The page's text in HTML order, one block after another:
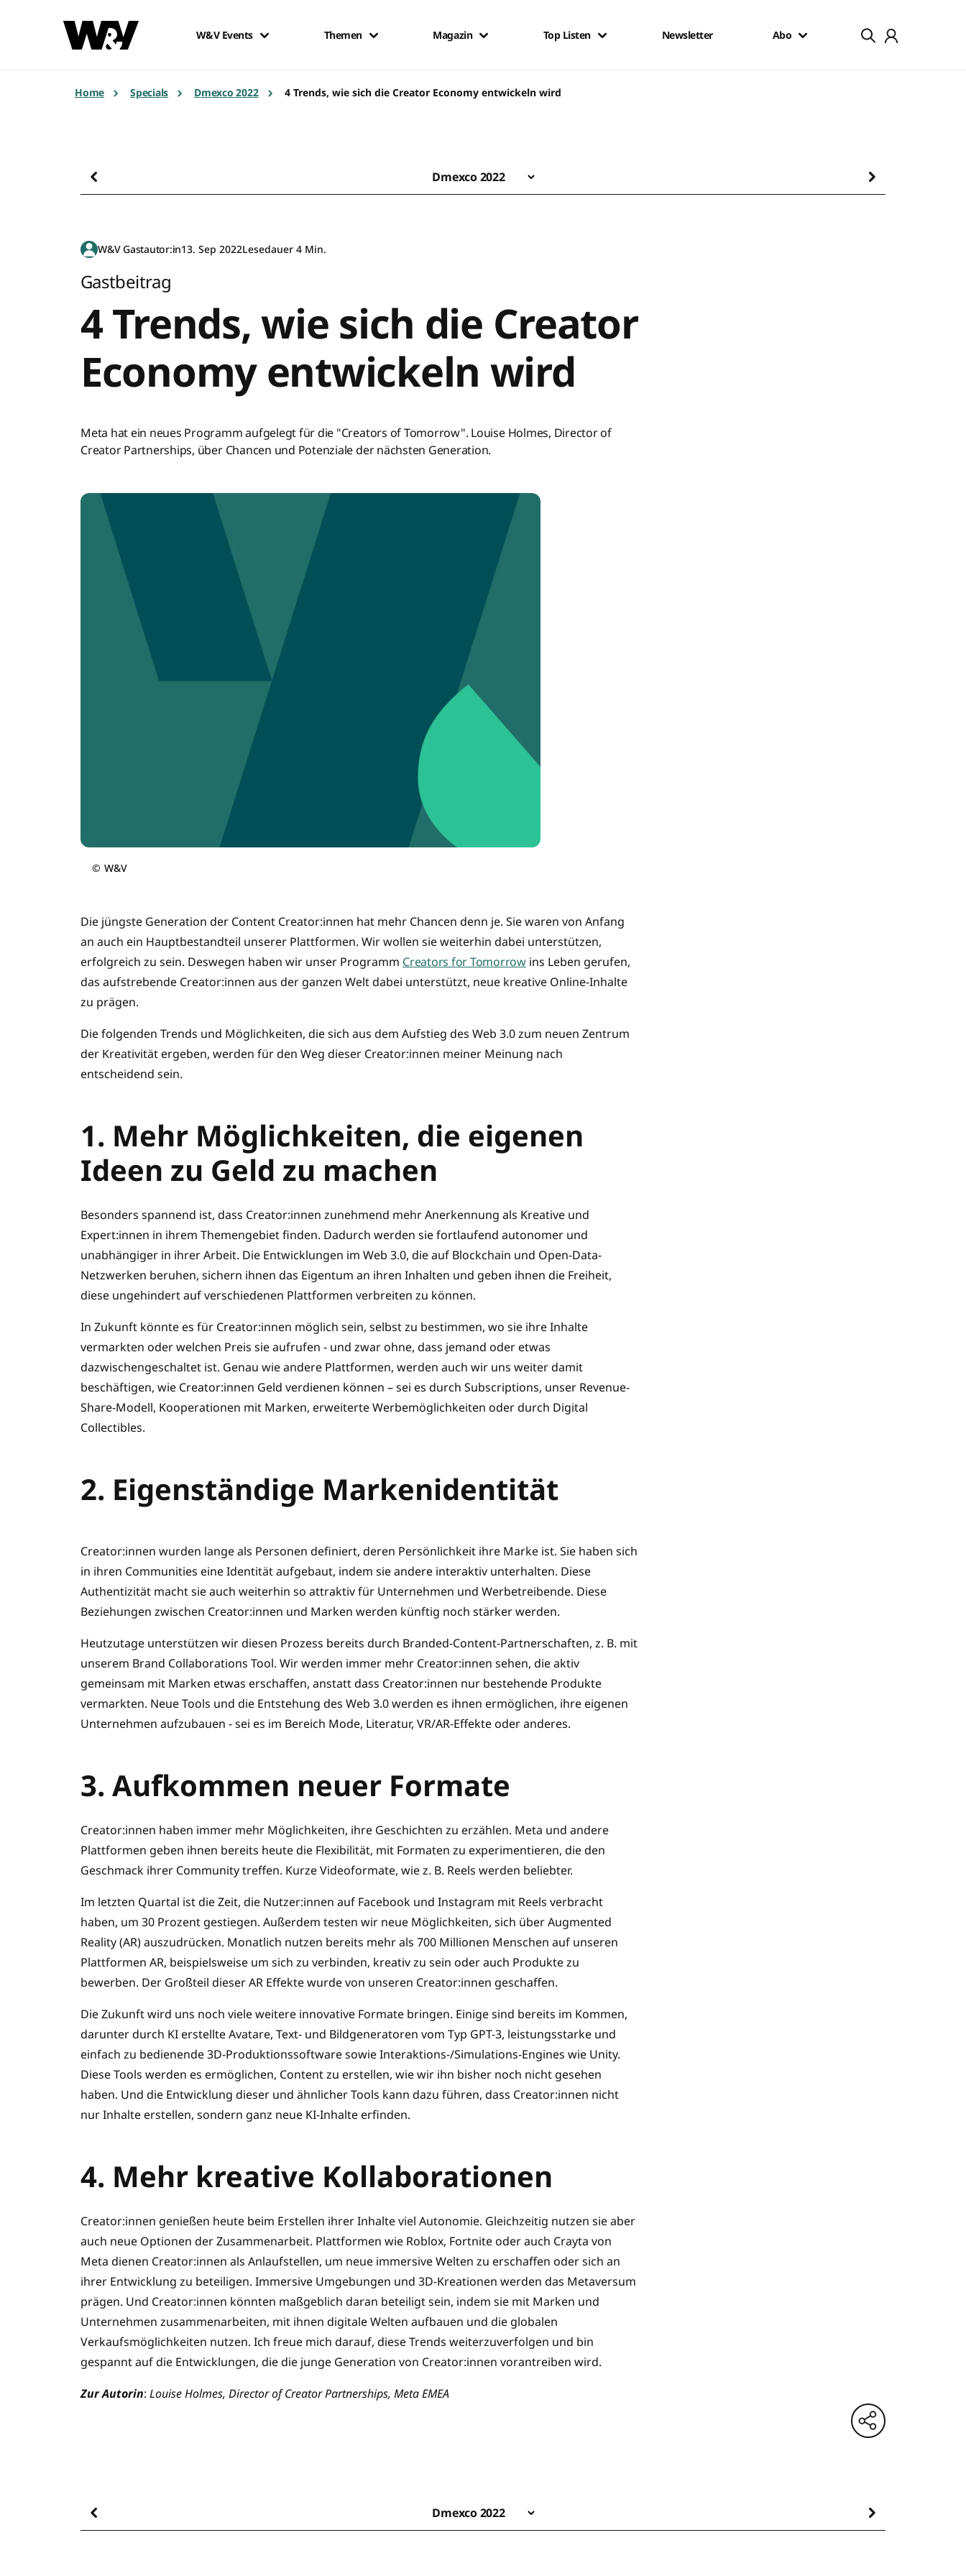
W&V Events Themen Magazin Top Listen Newsletter Abo
Home Specials Dmexco 2022 4 Trends, wie sich die Creator Economy entwickeln wird
Dmexco 2022
W&V Gastautor:in13. Sep 2022Lesedauer 4 Min.
Gastbeitrag
4 Trends, wie sich die Creator
Economy entwickeln wird
Meta hat ein neues Programm aufgelegt für die "Creators of Tomorrow". Louise Holmes, Director of
Creator Partnerships, über Chancen und Potenziale der nächsten Generation.
© W&V
Die jüngste Generation der Content Creator:innen hat mehr Chancen denn je. Sie waren von Anfang
an auch ein Hauptbestandteil unserer Plattformen. Wir wollen sie weiterhin dabei unterstützen,
erfolgreich zu sein. Deswegen haben wir unser Programm Creators for Tomorrowins Leben gerufen,
das aufstrebende Creator:innen aus der ganzen Welt dabei unterstützt, neue kreative Online-Inhalte
zu prägen.
Die folgenden Trends und Möglichkeiten, die sich aus dem Aufstieg des Web 3.0 zum neuen Zentrum
der Kreativität ergeben, werden für den Weg dieser Creator:innen meiner Meinung nach
entscheidend sein.
1. Mehr Möglichkeiten, die eigenen
Ideen zu Geld zu machen
Besonders spannend ist, dass Creator:innen zunehmend mehr Anerkennung als Kreative und
Expert:innen in ihrem Themengebiet finden. Dadurch werden sie fortlaufend autonomer und
unabhängiger in ihrer Arbeit. Die Entwicklungen im Web 3.0, die auf Blockchain und Open-Data-
Netzwerken beruhen, sichern ihnen das Eigentum an ihren Inhalten und geben ihnen die Freiheit,
diese ungehindert auf verschiedenen Plattformen verbreiten zu können.
In Zukunft könnte es für Creator:innen möglich sein, selbst zu bestimmen, wo sie ihre Inhalte
vermarkten oder welchen Preis sie aufrufen - und zwar ohne, dass jemand oder etwas
dazwischengeschaltet ist. Genau wie andere Plattformen, werden auch wir uns weiter damit
beschäftigen, wie Creator:innen Geld verdienen können – sei es durch Subscriptions, unser Revenue-
Share-Modell, Kooperationen mit Marken, erweiterte Werbemöglichkeiten oder durch Digital
Collectibles.
2. Eigenständige Markenidentität
Creator:innen wurden lange als Personen definiert, deren Persönlichkeit ihre Marke ist. Sie haben sich
in ihren Communities eine Identität aufgebaut, indem sie andere interaktiv unterhalten. Diese
Authentizität macht sie auch weiterhin so attraktiv für Unternehmen und Werbetreibende. Diese
Beziehungen zwischen Creator:innen und Marken werden künftig noch stärker werden.
Heutzutage unterstützen wir diesen Prozess bereits durch Branded-Content-Partnerschaften, z. B. mit
unserem Brand Collaborations Tool. Wir werden immer mehr Creator:innen sehen, die aktiv
gemeinsam mit Marken etwas erschaffen, anstatt dass Creator:innen nur bestehende Produkte
vermarkten. Neue Tools und die Entstehung des Web 3.0 werden es ihnen ermöglichen, ihre eigenen
Unternehmen aufzubauen - sei es im Bereich Mode, Literatur, VR/AR-Effekte oder anderes.
3. Aufkommen neuer Formate
Creator:innen haben immer mehr Möglichkeiten, ihre Geschichten zu erzählen. Meta und andere
Plattformen geben ihnen bereits heute die Flexibilität, mit Formaten zu experimentieren, die den
Geschmack ihrer Community treffen. Kurze Videoformate, wie z. B. Reels werden beliebter.
Im letzten Quartal ist die Zeit, die Nutzer:innen auf Facebook und Instagram mit Reels verbracht
haben, um 30 Prozent gestiegen. Außerdem testen wir neue Möglichkeiten, sich über Augmented
Reality (AR) auszudrücken. Monatlich nutzen bereits mehr als 700 Millionen Menschen auf unseren
Plattformen AR, beispielsweise um sich zu verbinden, kreativ zu sein oder auch Produkte zu
bewerben. Der Großteil dieser AR Effekte wurde von unseren Creator:innen geschaffen.
Die Zukunft wird uns noch viele weitere innovative Formate bringen. Einige sind bereits im Kommen,
darunter durch KI erstellte Avatare, Text- und Bildgeneratoren vom Typ GPT-3, leistungsstarke und
einfach zu bedienende 3D-Produktionssoftware sowie Interaktions-/Simulations-Engines wie Unity.
Diese Tools werden es ermöglichen, Content zu erstellen, wie wir ihn bisher noch nicht gesehen
haben. Und die Entwicklung dieser und ähnlicher Tools kann dazu führen, dass Creator:innen nicht
nur Inhalte erstellen, sondern ganz neue KI-Inhalte erfinden.
4. Mehr kreative Kollaborationen
Creator:innen genießen heute beim Erstellen ihrer Inhalte viel Autonomie. Gleichzeitig nutzen sie aber
auch neue Optionen der Zusammenarbeit. Plattformen wie Roblox, Fortnite oder auch Crayta von
Meta dienen Creator:innen als Anlaufstellen, um neue immersive Welten zu erschaffen oder sich an
ihrer Entwicklung zu beteiligen. Immersive Umgebungen und 3D-Kreationen werden das Metaversum
prägen. Und Creator:innen könnten maßgeblich daran beteiligt sein, indem sie mit Marken und
Unternehmen zusammenarbeiten, mit ihnen digitale Welten aufbauen und die globalen
Verkaufsmöglichkeiten nutzen. Ich freue mich darauf, diese Trends weiterzuverfolgen und bin
gespannt auf die Entwicklungen, die die junge Generation von Creator:innen vorantreiben wird.
Zur Autorin: Louise Holmes, Director of Creator Partnerships, Meta EMEA
Dmexco 2022